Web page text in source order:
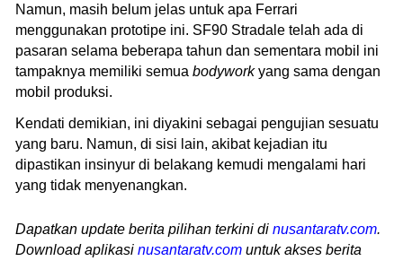
Namun, masih belum jelas untuk apa Ferrari
menggunakan prototipe ini. SF90 Stradale telah ada di
pasaran selama beberapa tahun dan sementara mobil ini
tampaknya memiliki semua bodyworkyang sama dengan
mobil produksi.
Kendati demikian, ini diyakini sebagai pengujian sesuatu
yang baru. Namun, di sisi lain, akibat kejadian itu
dipastikan insinyur di belakang kemudi mengalami hari
yang tidak menyenangkan.
Dapatkan update berita pilihan terkini di nusantaratv.com.
Download aplikasi nusantaratv.com untuk akses berita